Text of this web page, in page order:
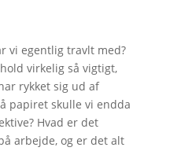
vi egentlig travlt med?
virkelig så vigtigt,
rykket sig ud af
papiret skulle vi endda
Hvad er det
arbejde, og er det alt